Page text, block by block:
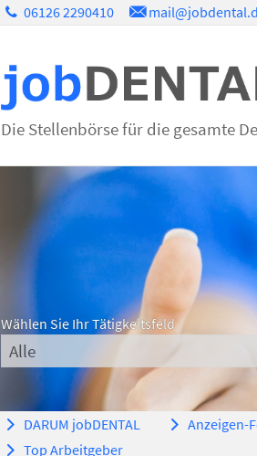
06126 2290410
Die Stellenbörse für die gesamte
Wählen Sie Ihr Tätigkeitsfeld
DARUM jobDENTAL Anzeigen-
Top Arbeitgeber